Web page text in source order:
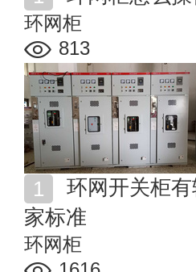
环网柜
813
家标准
环网柜